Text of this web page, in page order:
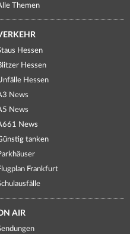
Themen
Hessen
Hessen
Hessen
News
News
News
tanken
Frankfurt
AIR